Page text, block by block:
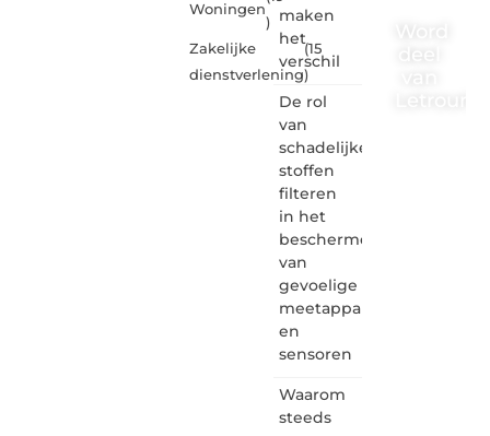
Woningen
)
Zakelijke
dienstverlening
(15
)
maken
het
verschil
De rol
van
schadelijke
stoffen
filteren
in het
beschermen
van
gevoelige
meetapparatuur
en
sensoren
Waarom
steeds